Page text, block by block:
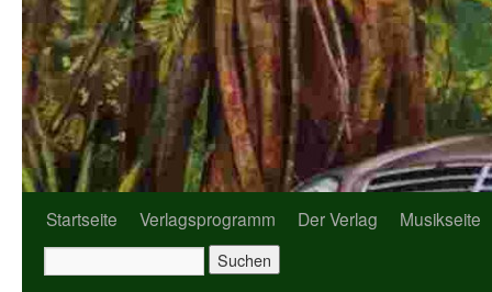
Startseite Verlagsprogramm Der Verlag Musikseite